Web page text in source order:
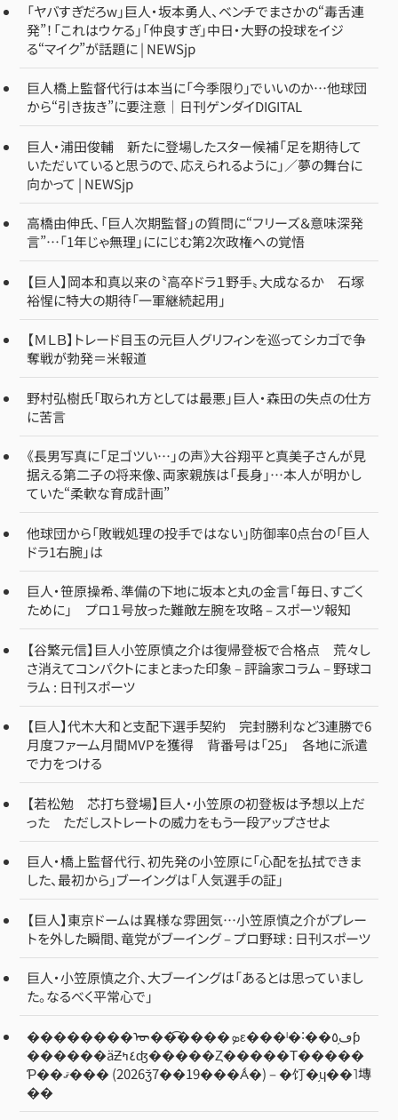
「ヤバすぎだろw」巨人・坂本勇人、ベンチでまさかの“毒舌連
発”！「これはウケる」「仲良すぎ」中日・大野の投球をイジ
る“マイク”が話題に | NEWSjp
巨人橋上監督代行は本当に「今季限り」でいいのか…他球団
から“引き抜き”に要注意｜日刊ゲンダイDIGITAL
巨人・浦田俊輔 新たに登場したスター候補「足を期待して
いただいていると思うので、応えられるように」／夢の舞台に
向かって | NEWSjp
高橋由伸氏、「巨人次期監督」の質問に“フリーズ＆意味深発
言”…「1年じゃ無理」ににじむ第2次政権への覚悟
【巨人】岡本和真以来の〝高卒ドラ１野手〟大成なるか 石塚
裕惺に特大の期待「一軍継続起用」
【ＭＬＢ】トレード目玉の元巨人グリフィンを巡ってシカゴで争
奪戦が勃発＝米報道
野村弘樹氏「取られ方としては最悪」巨人・森田の失点の仕方
に苦言
《長男写真に「足ゴツい…」の声》大谷翔平と真美子さんが見
据える第二子の将来像、両家親族は「長身」…本人が明かし
ていた“柔軟な育成計画”
他球団から「敗戦処理の投手ではない」防御率0点台の「巨人
ドラ1右腕」は
巨人・笹原操希、準備の下地に坂本と丸の金言「毎日、すごく
ために」 プロ１号放った難敵左腕を攻略 – スポーツ報知
【谷繁元信】巨人小笠原慎之介は復帰登板で合格点 荒々し
さ消えてコンパクトにまとまった印象 – 評論家コラム – 野球コ
ラム : 日刊スポーツ
【巨人】代木大和と支配下選手契約 完封勝利など3連勝で6
月度ファーム月間MVPを獲得 背番号は「25」 各地に派遣
で力をつける
【若松勉 芯打ち登場】巨人・小笠原の初登板は予想以上だ
った ただしストレートの威力をもう一段アップさせよ
巨人・橋上監督代行、初先発の小笠原に「心配を払拭できま
した、最初から」ブーイングは「人気選手の証」
【巨人】東京ドームは異様な雰囲気…小笠原慎之介がプレー
トを外した瞬間、竜党がブーイング – プロ野球 : 日刊スポーツ
巨人・小笠原慎之介、大ブーイングは「あるとは思っていまし
た。なるべく平常心で」
��������ᡡ��͡����ܤε���ˡ�˸��ڡ֥٥ƥ
������äƵ٤ߤʤ�����Ȥ�����Τ�����
Ƥ��ޤ��� (2026ǯ7��19���Ǻ�) – �饤�֥ɥ��˥塼
��